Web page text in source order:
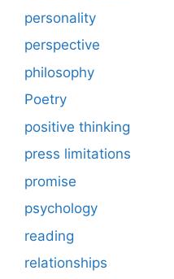
personality
perspective
philosophy
Poetry
positive thinking
press limitations
promise
psychology
reading
relationships